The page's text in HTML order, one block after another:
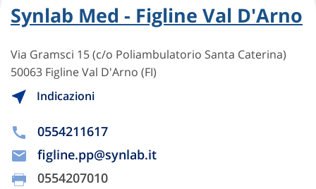
Synlab Med - Figline Val D'Arno
Via Gramsci 15 (c/o Poliambulatorio Santa Caterina)
50063 Figline Val D'Arno (FI)
Indicazioni
0554211617
figline.pp@synlab.it
0554207010